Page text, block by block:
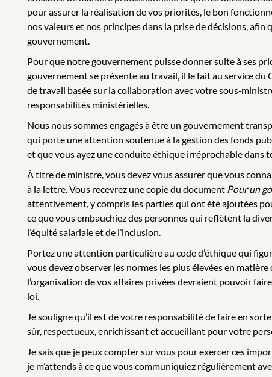
pour assurer la réalisation de vos priorités, le bon
nos valeurs et nos principes dans la prise de décisions,
gouvernement.
Pour que notre gouvernement puisse donner suite à ses
gouvernement se présente au travail, il le fait au service du
de travail basée sur la collaboration avec votre
responsabilités ministérielles.
Nous nous sommes engagés à être un gouvernement
qui porte une attention soutenue à la gestion des fonds
et que vous ayez une conduite éthique irréprochable dans
À titre de ministre, vous devez vous assurer que vous
à la lettre. Vous recevrez une copie du document Pour un
attentivement, y compris les parties qui ont été ajoutées
ce que vous embauchiez des personnes qui reflètent la
l’équité salariale et de l’inclusion.
Portez une attention particulière au code d’éthique qui
vous devez observer les normes les plus élevées en
l’organisation de vos affaires privées devraient pouvoir
loi.
Je souligne qu’il est de votre responsabilité de faire en
sûr, respectueux, enrichissant et accueillant pour votre
Je sais que je peux compter sur vous pour exercer ces
je m’attends à ce que vous communiquiez régulièrement